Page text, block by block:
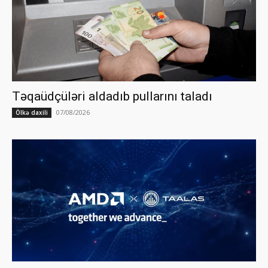
Təqaüdçüləri aldadıb pullarını taladı
Ölkə daxili 07/08/2026